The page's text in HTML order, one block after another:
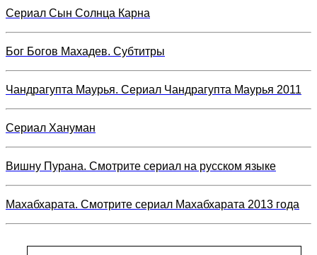
Сериал Сын Солнца Карна
Бог Богов Махадев. Субтитры
Чандрагупта Маурья. Сериал Чандрагупта Маурья 2011
Сериал Хануман
Вишну Пурана. Смотрите сериал на русском языке
Махабхарата. Смотрите сериал Махабхарата 2013 года